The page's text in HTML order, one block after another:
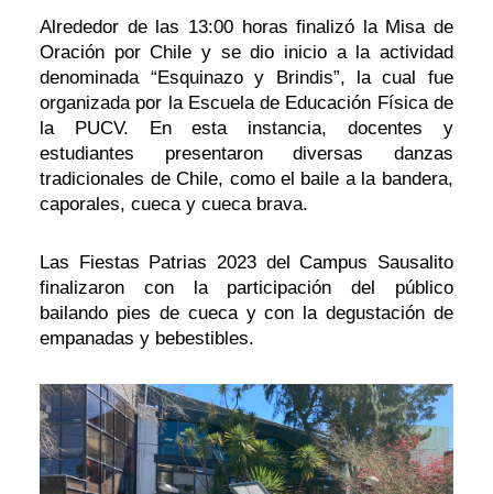
Alrededor de las 13:00 horas finalizó la Misa de
Oración por Chile y se dio inicio a la actividad
denominada “Esquinazo y Brindis”, la cual fue
organizada por la Escuela de Educación Física de
la PUCV. En esta instancia, docentes y
estudiantes presentaron diversas danzas
tradicionales de Chile, como el baile a la bandera,
caporales, cueca y cueca brava.
Las Fiestas Patrias 2023 del Campus Sausalito
finalizaron con la participación del público
bailando pies de cueca y con la degustación de
empanadas y bebestibles.